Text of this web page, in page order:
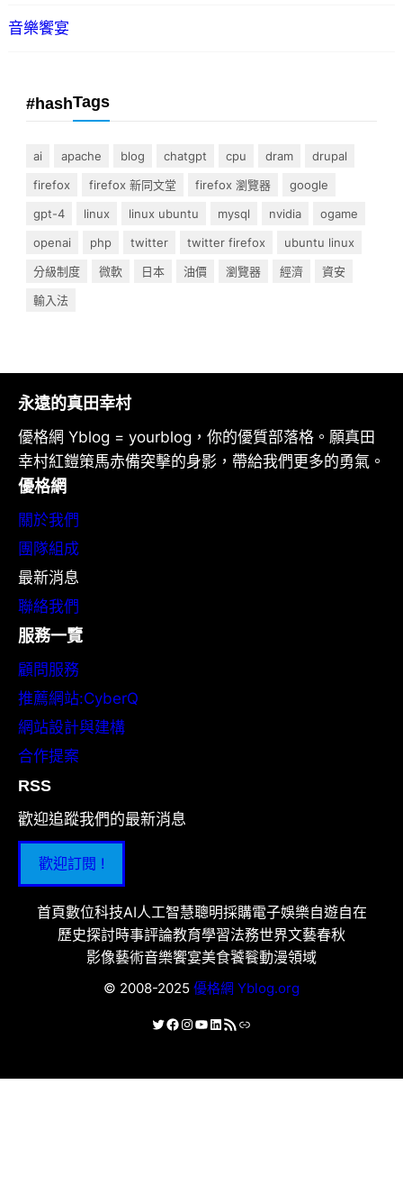
音樂饗宴
#hashTags
ai apache blog chatgpt cpu dram
drupal
firefox
firefox 新同文堂 firefox 瀏覽器
google
gpt-4
linux linux ubuntu mysql nvidia
ogame
openai
php twitter twitter firefox
ubuntu linux
分級制度
微軟 日本 油價 瀏覽器 經濟
資安
輸入法
永遠的真田幸村
優格網 Yblog = yourblog，你的優質部落格。願真田
幸村紅鎧策馬赤備突擊的身影，帶給我們更多的勇氣。
優格網
關於我們
團隊組成
最新消息
聯絡我們
服務一覽
顧問服務
推薦網站:CyberQ
網站設計與建構
合作提案
RSS
歡迎追蹤我們的最新消息
歡迎訂閱 !
首頁數位科技AI人工智慧聰明採購電子娛樂自遊自在
歷史探討時事評論教育學習法務世界文藝春秋
影像藝術音樂饗宴美食饕餮動漫領域
© 2008-2025 優格網 Yblog.org
X Facebook
Instagram
YouTube
LinkedIn
RSS 資訊提供連結